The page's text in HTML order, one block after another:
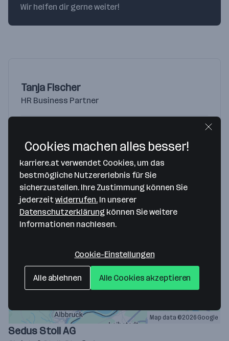
Wir helfen dir gerne weiter!
Tanja Fischer
HR Business Partner
Jetzt kontaktieren
Hier findest du uns
Map data ©2026 Google
Sedus Stoll AG
Cookies machen alles besser!
karriere.at verwendet Cookies, um das
bestmögliche Nutzererlebnis für Sie
sicherzustellen. Ihre Zustimmung können Sie
jederzeit widerrufen. In unserer
Datenschutzerklärung können Sie weitere
Informationen nachlesen.
Cookie-Einstellungen
Alle ablehnen Alle Cookies akzeptieren